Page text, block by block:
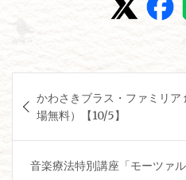
稿
ナ
ビ
かわさきブラス・ファミリア
場無料）【10/5】
音楽療法特別講座「モーツァ